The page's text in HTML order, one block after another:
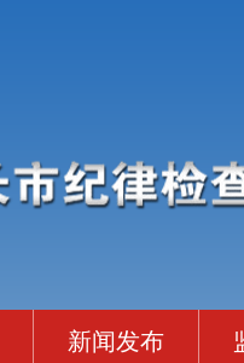
新闻发布